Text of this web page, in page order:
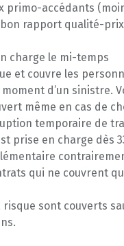
primo-accédants
bon rapport qualité-
charge le mi-temps
et couvre les
d’un sinistre.
même en cas de
temporaire de
prise en charge dès
qui ne couvrent
risque sont couverts